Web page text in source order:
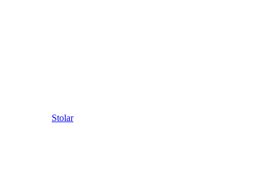
Stolar